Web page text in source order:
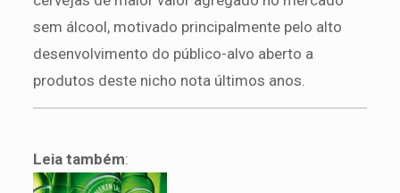
sem álcool, motivado principalmente pelo alto
desenvolvimento do público-alvo aberto a
produtos deste nicho nota últimos anos.
Leia também: